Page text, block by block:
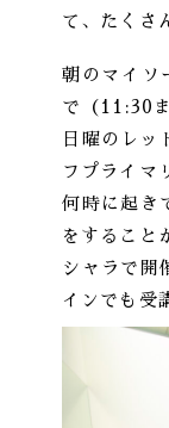
て、たくさ
朝のマイソ
で（11:30
日曜のレッ
フプライマ
何時に起き
をすること
シャラで開
インでも受